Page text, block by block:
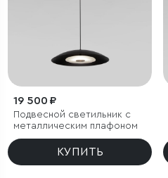
19 500 ₽
Подвесной светильник с
металлическим плафоном
КУПИТЬ